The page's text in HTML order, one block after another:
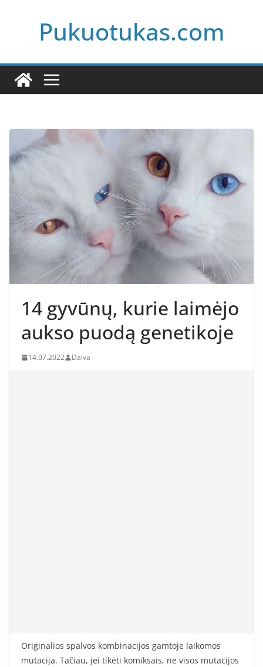
Pukuotukas.com
14 gyvūnų, kurie laimėjo
aukso puodą genetikoje
14.07.2022 Daiva
Originalios spalvos kombinacijos gamtoje laikomos
mutacija. Tačiau, jei tikėti komiksais, ne visos mutacijos